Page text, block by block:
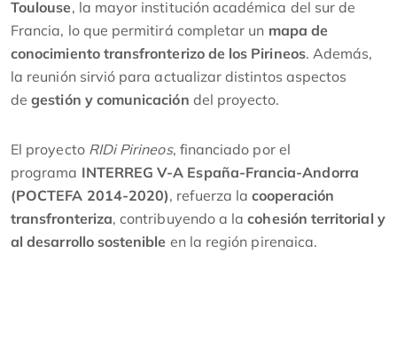
Toulouse, la mayor institución académica del sur de
Francia, lo que permitirá completar un mapa de
conocimiento transfronterizo de los Pirineos. Además,
la reunión sirvió para actualizar distintos aspectos
degestión y comunicación del proyecto.
El proyecto RIDi Pirineos, financiado por el
programa INTERREG V-A España-Francia-Andorra
(POCTEFA 2014-2020), refuerza lacooperación
transfronteriza, contribuyendo a lacohesión territorial y
al desarrollo sostenible en la región pirenaica.